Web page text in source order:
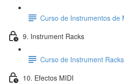
Curso de Instrumentos de
9. Instrument Racks
Curso de Instrument Racks
10. Efectos MIDI